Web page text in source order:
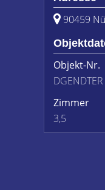
90459
Objekt-Nr.
DGENDTER
Zimmer
3,5